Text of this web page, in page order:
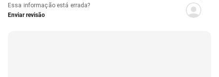
Essa informação está errada?
Enviar revisão